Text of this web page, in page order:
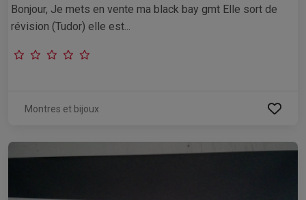
Bonjour, Je mets en vente ma black bay gmt Elle sort de
révision (Tudor) elle est...
Montres et bijoux